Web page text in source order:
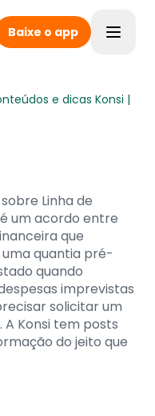
Baixe o app
e dicas Konsi |
Linha de
um acordo entre
que
quantia pré-
quando
imprevistas
solicitar um
Konsi tem posts
do jeito que